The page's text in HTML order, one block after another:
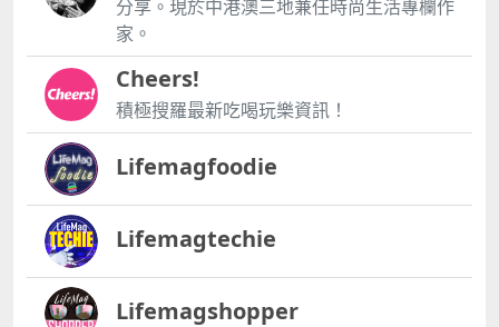
分享。現於中港澳三地兼任時尚生活專欄作
家。
Cheers!
積極搜羅最新吃喝玩樂資訊！
Lifemagfoodie
Lifemagtechie
Lifemagshopper